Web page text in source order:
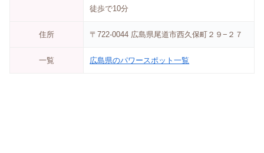
徒歩で10分
住所 〒722-0044 広島県尾道市西久保町２９−２７
一覧 広島県のパワースポット一覧